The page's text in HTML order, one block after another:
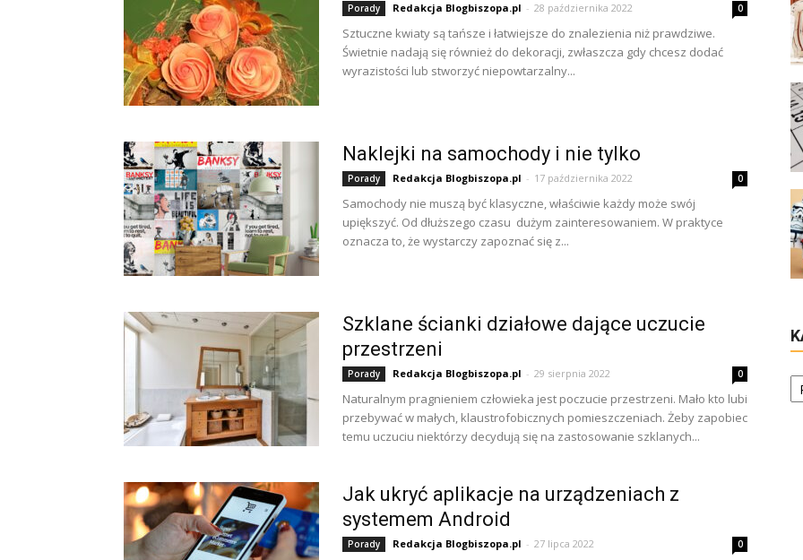
Porady Redakcja Blogbiszopa.pl - 28 października 2022 0
Sztuczne kwiaty są tańsze i łatwiejsze do znalezienia niż prawdziwe.
Świetnie nadają się również do dekoracji, zwłaszcza gdy chcesz dodać
wyrazistości lub stworzyć niepowtarzalny...
Naklejki na samochody i nie tylko
Porady Redakcja Blogbiszopa.pl - 17 października 2022 0
Samochody nie muszą być klasyczne, właściwie każdy może swój
upiększyć. Od dłuższego czasu dużym zainteresowaniem. W praktyce
oznacza to, że wystarczy zapoznać się z...
Szklane ścianki działowe dające uczucie
przestrzeni
Porady Redakcja Blogbiszopa.pl - 29 sierpnia 2022 0
Naturalnym pragnieniem człowieka jest poczucie przestrzeni. Mało kto lubi
przebywać w małych, klaustrofobicznych pomieszczeniach. Żeby zapobiec
temu uczuciu niektórzy decydują się na zastosowanie szklanych...
Jak ukryć aplikacje na urządzeniach z
systemem Android
Porady Redakcja Blogbiszopa.pl - 27 lipca 2022 0